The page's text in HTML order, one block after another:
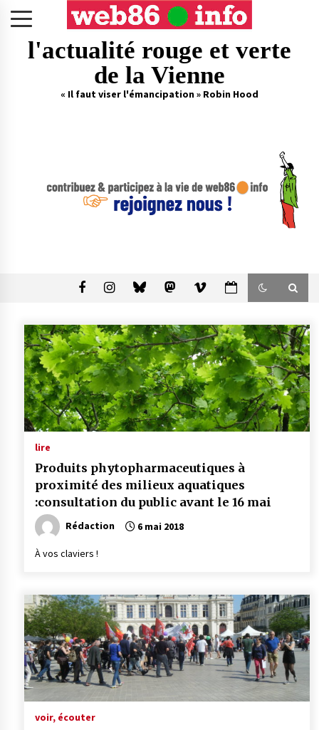
l'actualité rouge et verte
de la Vienne
« Il faut viser l'émancipation » Robin Hood
lire
Produits phytopharmaceutiques à
proximité des milieux aquatiques
:consultation du public avant le 16 mai
Rédaction 6 mai 2018
À vos claviers !
voir, écouter